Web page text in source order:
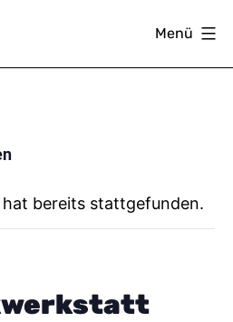
Menü
hat bereits stattgefunden.